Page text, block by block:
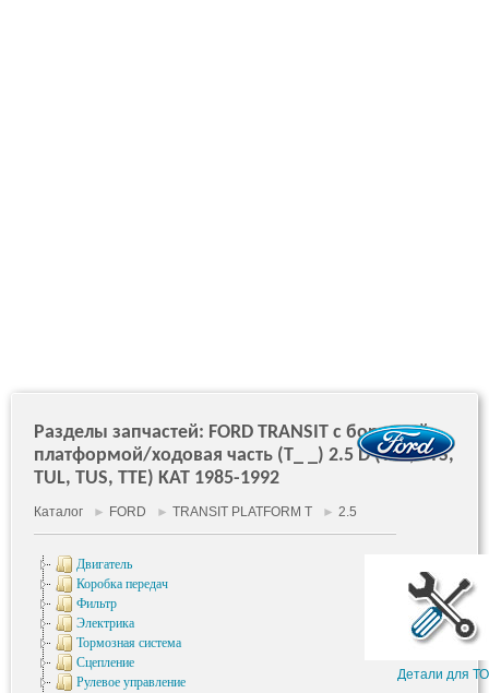
Разделы запчастей: FORD TRANSIT c бортовой
платформой/ходовая часть (T_ _) 2.5 D (TTL, TTS,
TUL, TUS, TTE) KAT 1985-1992
Каталог ► FORD ► TRANSIT PLATFORM T ► 2.5
Двигатель
Коробка передач
Фильтр
Электрика
Тормозная система
Сцепление
Рулевое управление
Детали для ТО